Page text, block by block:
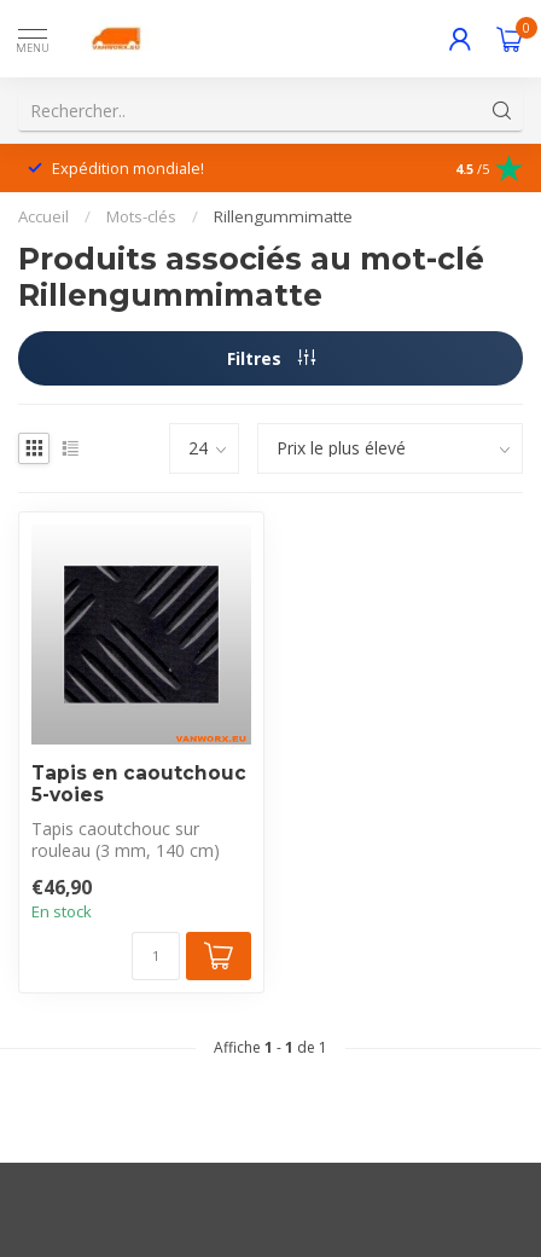
MENU
0
Expédition mondiale! Service
4.5 /5
Accueil / Mots-clés / Rillengummimatte
Produits associés au mot-clé
Rillengummimatte
Filtres
Tapis en caoutchouc
5-voies
Tapis caoutchouc sur
rouleau (3 mm, 140 cm)
adhérence e...
€46,90
En stock
Affiche 1 -1 de 1